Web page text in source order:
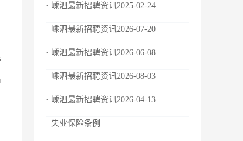
· 嵊泗最新招聘资讯2025-02-24
· 嵊泗最新招聘资讯2026-07-20
· 嵊泗最新招聘资讯2026-06-08
· 嵊泗最新招聘资讯2026-08-03
· 嵊泗最新招聘资讯2026-04-13
· 失业保险条例